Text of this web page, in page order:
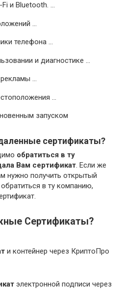
и Bluetooth. …
…
телефона …
и диагностике …
…
…
запуском
сертификаты?
обратиться в ту
Вам сертификат. Если же
нужно получить открытый
в ту компанию,
Сертификаты?
и контейнер через КриптоПро
электронной подписи через